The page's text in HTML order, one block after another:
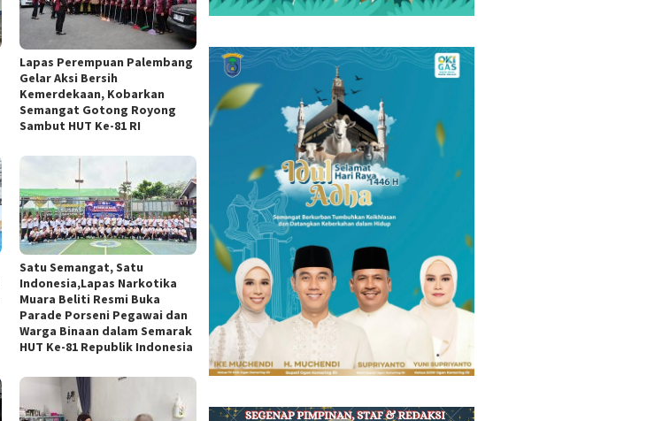
Lapas Perempuan Palembang
Gelar Aksi Bersih
Kemerdekaan, Kobarkan
Semangat Gotong Royong
Sambut HUT Ke-81 RI
Satu Semangat, Satu
Indonesia,Lapas Narkotika
Muara Beliti Resmi Buka
Parade Porseni Pegawai dan
Warga Binaan dalam Semarak
HUT Ke-81 Republik Indonesia